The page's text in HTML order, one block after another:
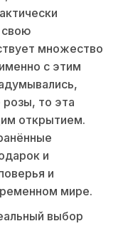
множество
с этим
то эта
открытием.
и
и
мире.
выбор